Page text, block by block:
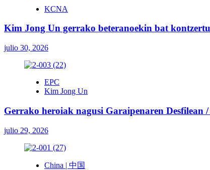
KCNA
Kim Jong Un gerrako beteranoekin bat
julio 30, 2026
EPC
Kim Jong Un
Gerrako heroiak nagusi Garaipenaren Desfilean
julio 29, 2026
China | 中国